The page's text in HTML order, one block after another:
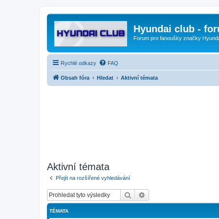
Hyundai club -
Forum pro fanoušky značky
Rychlé odkazy FAQ
Obsah fóra Hledat Aktivní témata
Aktivní témata
Přejít na rozšířené vyhledávání
Hledat
TÉMATA